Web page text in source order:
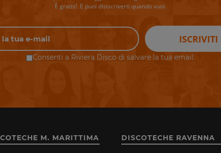
È gratis!. E puoi disiscriverti quando vuoi.
ISCRIVITI
Consenti a Riviera Disco di salvare la tua email.
M. MARITTIMA DISCOTECHE RAVENNA